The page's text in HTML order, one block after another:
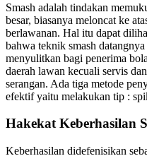
Smash adalah tindakan
besar, biasanya meloncat ke
berlawanan. Hal itu dapat
bahwa teknik smash
menyulitkan bagi penerima
daerah lawan kecuali servis
serangan. Ada tiga metode
efektif yaitu melakukan tip :
Hakekat Keberhasilan
Keberhasilan didefenisikan